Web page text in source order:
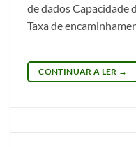
de dados
Taxa de
CONTINUAR A LER →